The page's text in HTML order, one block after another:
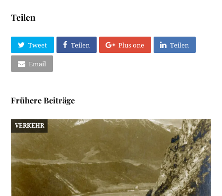
Teilen
Tweet Teilen Plus one Teilen
Email
Frühere Beiträge
VERKEHR